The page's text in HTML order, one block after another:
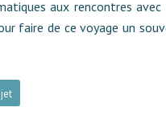
aux rencontres avec
faire de ce voyage un